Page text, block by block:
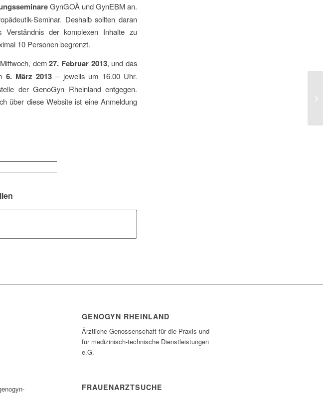
GynGOÄ und GynEBM an.
Seminar. Deshalb sollten daran
der komplexen Inhalte zu
10 Personen begrenzt.
dem27. Februar 2013, und das
6. März 2013– jeweils um 16.00 Uhr.
der GenoGyn Rheinland entgegen.
über diese Website ist eine Anmeldung
GENOGYN RHEINLAND
Ärztliche Genossenschaft für die Praxis und
für medizinisch-technische Dienstleistungen
e.G.
FRAUENARZTSUCHE